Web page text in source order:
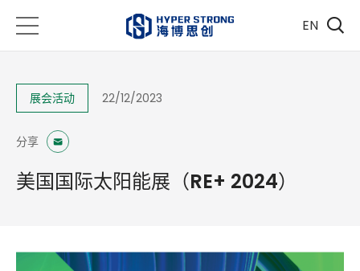
EN
展会活动 22/12/2023
分享
美国国际太阳能展（RE+ 2024）